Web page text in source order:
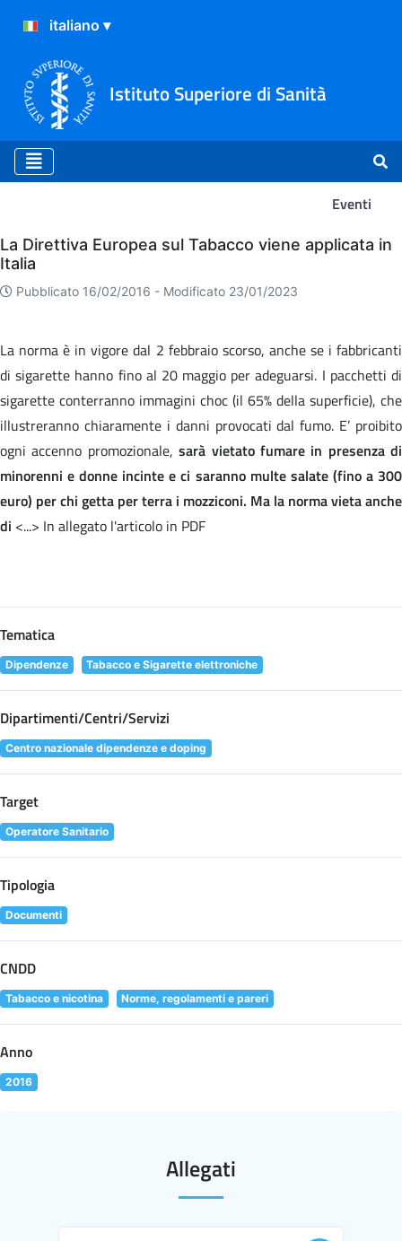
Istituto Superiore di Sanità
Eventi
Eventi
La Direttiva Europea sul Tabacco viene applicata in
Italia
Pubblicato 16/02/2016 - Modificato 23/01/2023
La norma è in vigore dal 2 febbraio scorso, anche se i fabbricanti
di sigarette hanno fino al 20 maggio per adeguarsi. I pacchetti di
sigarette conterranno immagini choc (il 65% della superficie), che
illustreranno chiaramente i danni provocati dal fumo. E’ proibito
ogni accenno promozionale,sarà vietato fumare in presenza di
minorenni e donne incinte e ci saranno multe salate (fino a 300
euro) per chi getta per terra i mozziconi. Ma la norma vieta anche
di <...> In allegato l'articolo in PDF
Tematica
Dipendenze Tabacco e Sigarette elettroniche
Dipartimenti/Centri/Servizi
Centro nazionale dipendenze e doping
Target
Operatore Sanitario
Tipologia
Documenti
CNDD
Tabacco e nicotina Norme, regolamenti e pareri
Anno
2016
Allegati